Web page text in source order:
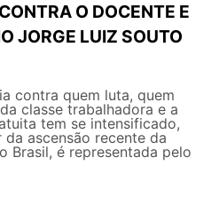
O DOCENTE E
JORGE LUIZ SOUTO
contra quem luta, quem
classe trabalhadora e a
tem se intensificado,
ascensão recente da
Brasil, é representada pelo